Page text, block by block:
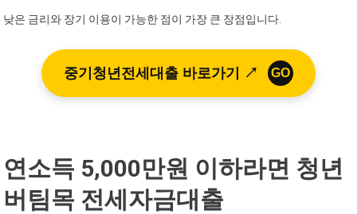
낮은 금리와 장기 이용이 가능한 점이 가장 큰 장점입니다.
중기청년전세대출 바로가기 ↗ GO
연소득 5,000만원 이하라면 청년
버팀목 전세자금대출